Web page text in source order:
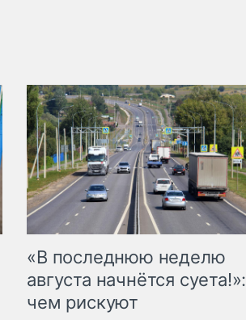
«В последнюю неделю
августа начнётся суета!»:
чем рискуют